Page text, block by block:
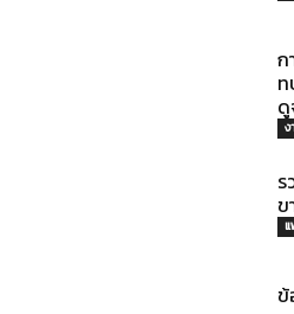
ก
ดู
ง
ร
ข
ข้